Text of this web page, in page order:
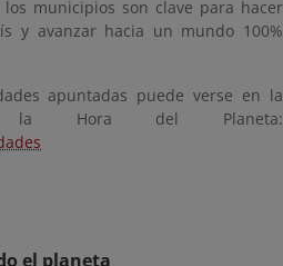
municipios son clave para hacer
y avanzar hacia un mundo 100%
apuntadas puede verse en la
Hora del Planeta:
el planeta